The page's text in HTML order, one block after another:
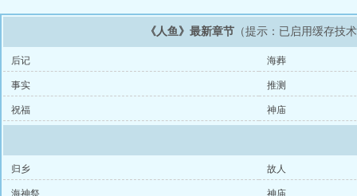
《人鱼》最新章节 （提示：已启用缓存技
后记 海葬
事实 推测
祝福 神庙
归乡 故人
海神祭 神庙